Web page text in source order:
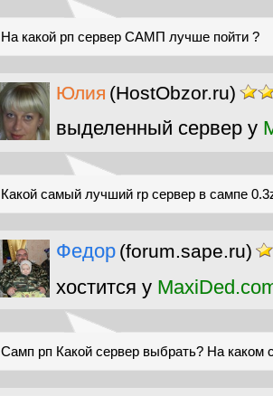
На какой рп сервер САМП лучше пойти ?
Юлия (HostObzor.ru)
выделенный сервер у
Какой самый лучший rp сервер в сампе
Федор (forum.sape.ru)
хостится у
Самп рп Какой сервер выбрать? На каком